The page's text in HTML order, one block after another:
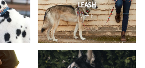
LEASH
- リード -